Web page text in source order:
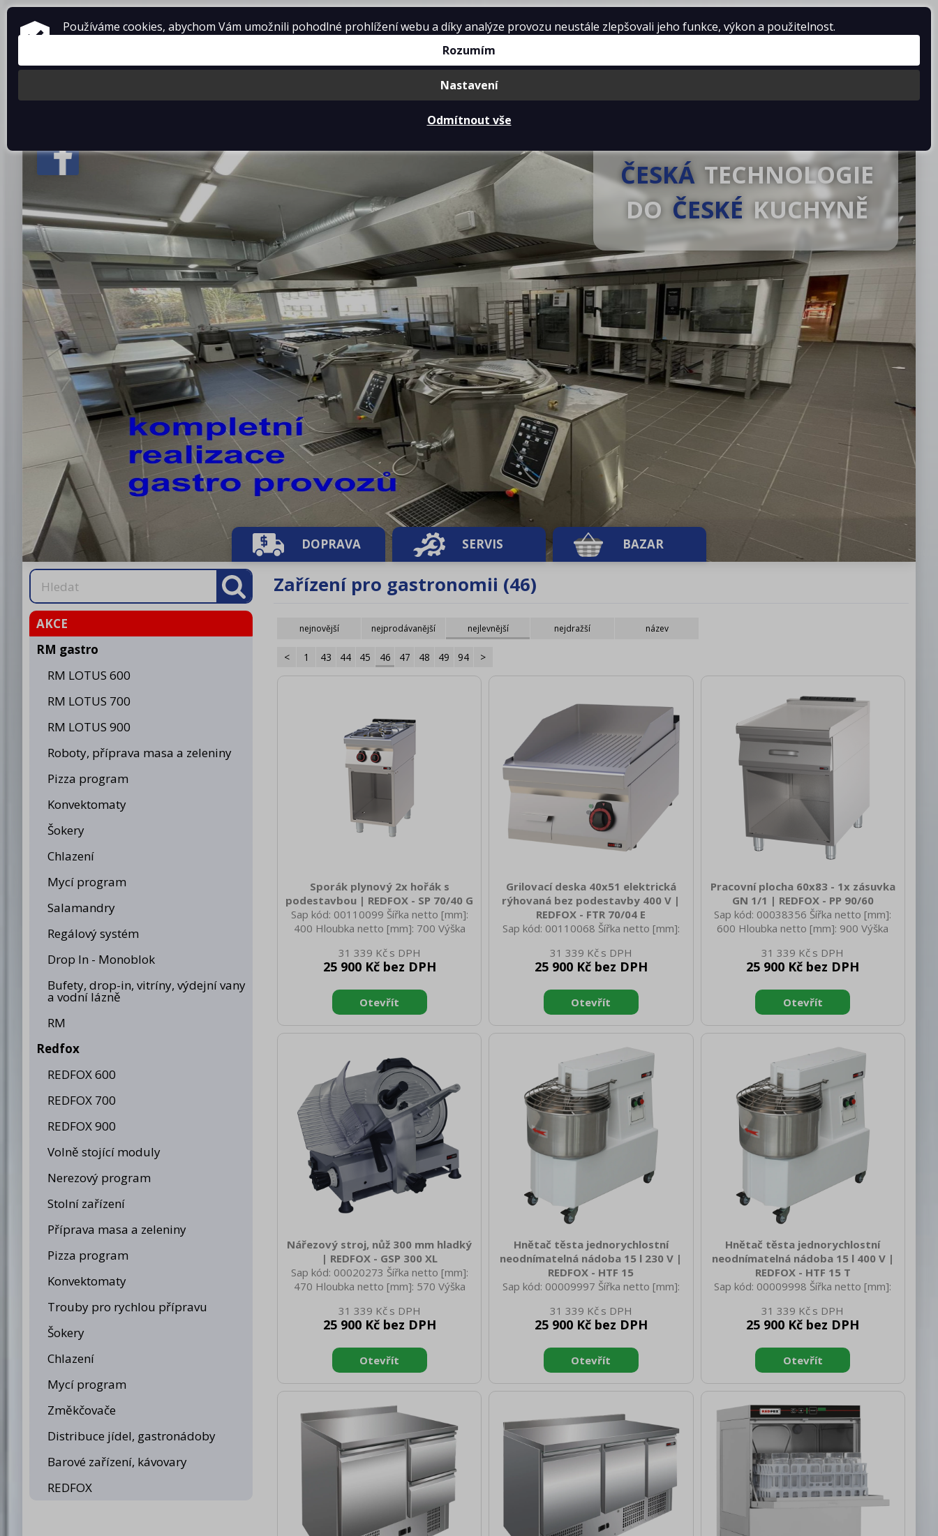
ZAŘÍZENÍ PRO GASTRONOMII
Produkty O firmě Projekty kuchyní Reference Ke stažení Kontakty
ČESKÁ TECHNOLOGIE
DO ČESKÉ KUCHYNĚ
DOPRAVA SERVIS BAZAR
AKCE
RM gastro
RM LOTUS 600
RM LOTUS 700
RM LOTUS 900
Roboty, příprava masa a zeleniny
Pizza program
Konvektomaty
Šokery
Chlazení
Mycí program
Salamandry
Regálový systém
Drop In - Monoblok
Bufety, drop-in, vitríny, výdejní vany
a vodní lázně
RM
Redfox
REDFOX 600
REDFOX 700
REDFOX 900
Volně stojící moduly
Nerezový program
Stolní zařízení
Příprava masa a zeleniny
Pizza program
Konvektomaty
Trouby pro rychlou přípravu
Šokery
Chlazení
Mycí program
Změkčovače
Distribuce jídel, gastronádoby
Barové zařízení, kávovary
REDFOX
Zařízení pro gastronomii (46)
nejnovější nejprodávanější nejlevnější nejdražší název
< 1 43 44 45 46 47 48 49 94 >
Sporák plynový 2x hořák s
podestavbou | REDFOX - SP 70/40 G
Sap kód: 00110099 Šířka netto [mm]:
400 Hloubka netto [mm]: 700 Výška
46.00 Šířka brutto [mm]: 440 Hloubka
brutto [mm]: 800 Výška brutto [mm]:
spotřebiče: Plynové zařízení Konstruční
typ zařízení: S podestavbou Výkon
plynový [kW]: 12.000 Zapalování: Věčný
plyn, propan butan Stupeň krytí
ovládacích prvků: IPX4 Materiál: AISI
304 vrchní deska, AISI 430 opláštěn
31 339 Kč
25 900 Kč bez DPH
Grilovací deska 40x51 elektrická
rýhovaná bez podestavby 400 V |
REDFOX - FTR 70/04 E
Sap kód: 00110068 Šířka netto [mm]:
netto [mm]: 330 Hmotnost netto [kg]:
36.00 Šířka brutto [mm]: 440 Hloubka
390 Hmotnost brutto [kg]: 42.00 Typ
spotřebiče: Elektrické zařízení
Konstruční typ zařízení: Stolní Příkon
3N - 50 Hz Stupeň krytí ovládacích
prvků: IPX4 Materiál: AISI 304 vrchní
deska, AISI 430 opláštění Kontrolky:
chodu a nahřátí Materiál vrchn
31 339 Kč
25 900 Kč bez DPH
Pracovní plocha 60x83 - 1x zásuvka
GN 1/1 | REDFOX - PP 90/60
Sap kód: 00038356 Šířka netto [mm]:
600 Hloubka netto [mm]: 900 Výška
50.75 Šířka brutto [mm]: 685 Hloubka
brutto [mm]: 1030 Výška brutto [mm]:
Materiál: AISI 304 vrchní deska, AISI
430 opláštění Nastavitelné nožičky: Ano
Vnější barva zařízení: Nerezové
zařízení: S podestavbou Materiál vrchní
desky: AISI 304 Tloušťka vrchní desky
[mm]: 1.50
31 339 Kč
25 900 Kč bez DPH
Nářezový stroj, nůž 300 mm hladký
| REDFOX - GSP 300 XL
Sap kód: 00020273 Šířka netto [mm]:
470 Hloubka netto [mm]: 570 Výška
26.00 Šířka brutto [mm]: 520 Hloubka
brutto [mm]: 660 Výška brutto [mm]:
spotřebiče: Elektrické zařízení Materiál:
Hliník Vnější barva zařízení: Šedé Příkon
elektrický [kW]: 0.220 Napájení: 230 V /
Ochranný kryt: průhledné plexisklo
Bezpečnostní prvky: dvě tlačítka ON-
OFF ochranný kryt
31 339 Kč
25 900 Kč bez DPH
Hnětač těsta jednorychlostní
neodnímatelná nádoba 15 l 230 V |
REDFOX - HTF 15
Sap kód: 00009997 Šířka netto [mm]:
netto [mm]: 630 Hmotnost netto [kg]:
68.00 Šířka brutto [mm]: 770 Hloubka
720 Hmotnost brutto [kg]: 75.00 Vnější
barva zařízení: Bílé Materiál: Lakovaný
plech Typ spotřebiče: Elektrické
Napájení: 230 V / 1N - 50 Hz Objem
komory [l]: 15 Start /stop: Ano Typ
ovládání: Mechanické Počet rychlostí
zařízení: 1 Výška vnitřní č
31 339 Kč
25 900 Kč bez DPH
Hnětač těsta jednorychlostní
neodnímatelná nádoba 15 l 400 V |
REDFOX - HTF 15 T
Sap kód: 00009998 Šířka netto [mm]:
netto [mm]: 630 Hmotnost netto [kg]:
68.00 Šířka brutto [mm]: 770 Hloubka
720 Hmotnost brutto [kg]: 75.00 Vnější
barva zařízení: Bílé Materiál: Lakovaný
plech Typ spotřebiče: Elektrické
Napájení: 400 V / 3N - 50 Hz Objem
komory [l]: 15 Start /stop: Ano Typ
ovládání: Mechanické Počet rychlostí
zařízení: 1 Výška vnitřní č
31 339 Kč
25 900 Kč bez DPH
Používáme cookies, abychom Vám umožnili pohodlné prohlížení webu a díky analýze provozu neustále zlepšovali jeho funkce, výkon a použitelnost.
Rozumím
Nastavení
Odmítnout vše